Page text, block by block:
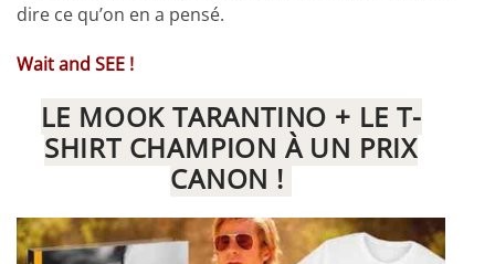
dire ce qu’on en a pensé.
Wait and SEE !
LE MOOK TARANTINO + LE T-
SHIRT CHAMPION À UN PRIX
CANON !